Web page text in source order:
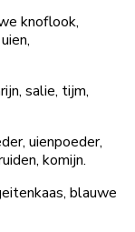
knoflook,
salie, tijm,
uienpoeder,
komijn.
blauwe